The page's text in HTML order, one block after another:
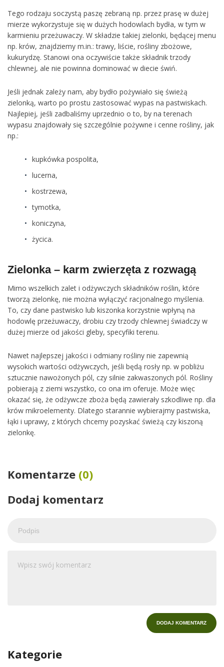
Tego rodzaju soczystą paszę zebraną np. przez prasę w dużej
mierze wykorzystuje się w dużych hodowlach bydła, w tym w
karmieniu przeżuwaczy. W składzie takiej zielonki, będącej menu
np. krów, znajdziemy m.in.: trawy, liście, rośliny zbożowe,
kukurydzę. Stanowi ona oczywiście także składnik trzody
chlewnej, ale nie powinna dominować w diecie świń.
Jeśli jednak zależy nam, aby bydło pożywiało się świeżą
zielonką, warto po prostu zastosować wypas na pastwiskach.
Najlepiej, jeśli zadbaliśmy uprzednio o to, by na terenach
wypasu znajdowały się szczególnie pożywne i cenne rośliny, jak
np.:
kupkówka pospolita,
lucerna,
kostrzewa,
tymotka,
koniczyna,
życica.
Zielonka – karm zwierzęta z rozwagą
Mimo wszelkich zalet i odżywczych składników roślin, które
tworzą zielonkę, nie można wyłączyć racjonalnego myślenia.
To, czy dane pastwisko lub kiszonka korzystnie wpłyną na
hodowlę przeżuwaczy, drobiu czy trzody chlewnej świadczy w
dużej mierze od jakości gleby, specyfiki terenu.
Nawet najlepszej jakości i odmiany rośliny nie zapewnią
wysokich wartości odżywczych, jeśli będą rosły np. w pobliżu
sztucznie nawożonych pól, czy silnie zakwaszonych pól. Rośliny
pobierają z ziemi wszystko, co ona im oferuje. Może więc
okazać się, że odżywcze zboża będą zawierały szkodliwe np. dla
krów mikroelementy. Dlatego starannie wybierajmy pastwiska,
łąki i uprawy, z których chcemy pozyskać świeżą czy kiszoną
zielonkę.
Komentarze (0)
Dodaj komentarz
Kategorie